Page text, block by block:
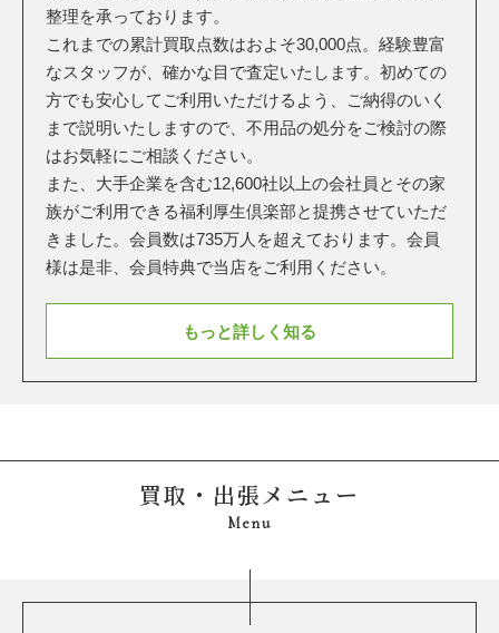
整理を承っております。
これまでの累計買取点数はおよそ30,000点。経験豊富
なスタッフが、確かな目で査定いたします。初めての
方でも安心してご利用いただけるよう、ご納得のいく
まで説明いたしますので、不用品の処分をご検討の際
はお気軽にご相談ください。
また、大手企業を含む12,600社以上の会社員とその家
族がご利用できる福利厚生倶楽部と提携させていただ
きました。会員数は735万人を超えております。会員
様は是非、会員特典で当店をご利用ください。
もっと詳しく知る
買取・出張メニュー
Menu